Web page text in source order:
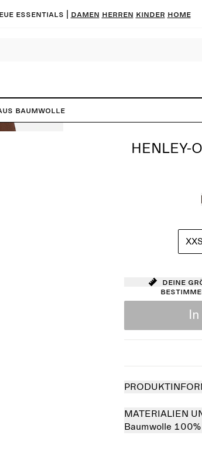
Essentials | DAMEN HERREN KINDER HOME
Baumwolle
HENLEY-
XXS
Deine
MATERIALIEN
Baumwolle 100%